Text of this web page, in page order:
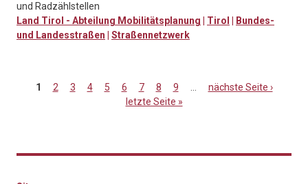
und Radzählstellen
Land Tirol - Abteilung Mobilitätsplanung
Tirol
Bundes-
und Landesstraßen
Straßennetzwerk
1 2 3 4 5 6 7 8 9
nächste Seite ›
letzte Seite »